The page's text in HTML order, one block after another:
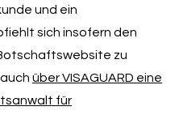
und ein
sich insofern den
zu
über VISAGUARD eine
für